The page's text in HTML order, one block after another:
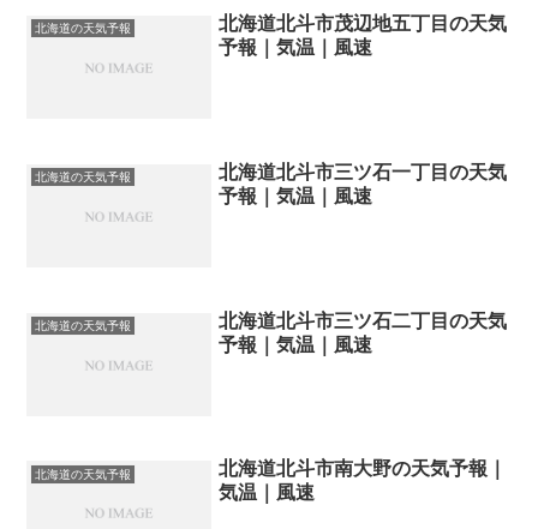
北海道の天気予報
北海道北斗市茂辺地五丁目の天気
予報｜気温｜風速
北海道の天気予報
北海道北斗市三ツ石一丁目の天気
予報｜気温｜風速
北海道の天気予報
北海道北斗市三ツ石二丁目の天気
予報｜気温｜風速
北海道の天気予報
北海道北斗市南大野の天気予報｜
気温｜風速